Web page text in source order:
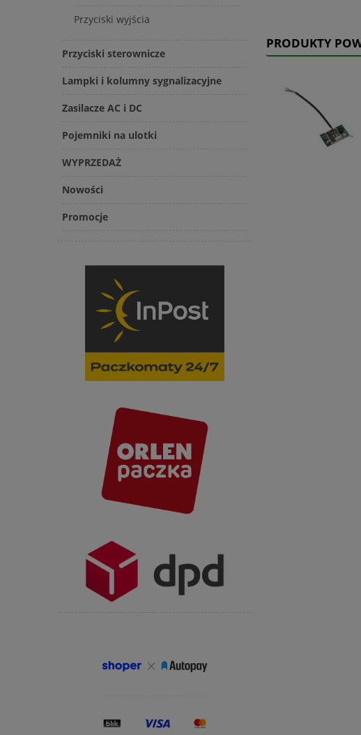
Przyciski wyjścia
Przyciski sterownicze
Lampki i kolumny sygnalizacyjne
Zasilacze AC i DC
Pojemniki na ulotki
WYPRZEDAŻ
Nowości
Promocje
PRODUKTY